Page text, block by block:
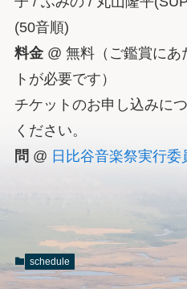
(50音順)
料金@ 無料（ご鑑賞にあ
トが必要です）
チケットのお申し込みに
ください。
問 @ 日比谷音楽祭実行委
schedule